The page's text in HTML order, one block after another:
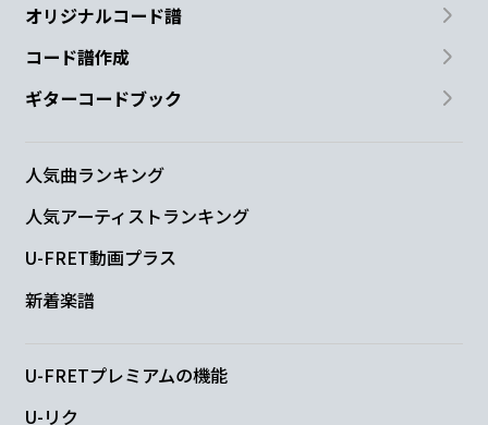
オリジナルコード譜
コード譜作成
ギターコードブック
人気曲ランキング
人気アーティストランキング
U-FRET動画プラス
新着楽譜
U-FRETプレミアムの機能
U-リク